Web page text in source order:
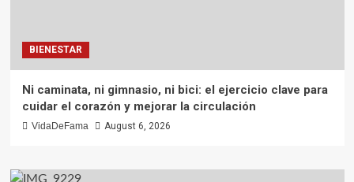
BIENESTAR
Ni caminata, ni gimnasio, ni bici: el ejercicio clave para
cuidar el corazón y mejorar la circulación
VidaDeFama August 6, 2026